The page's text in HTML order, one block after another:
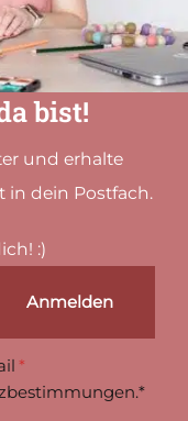
bist!
und erhalte
in dein Postfach.
:)